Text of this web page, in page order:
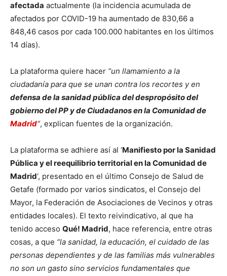
afectada actualmente (la incidencia acumulada de
afectados por COVID-19 ha aumentado de 830,66 a
848,46 casos por cada 100.000 habitantes en los últimos
14 días).
La plataforma quiere hacer “un llamamiento a la
ciudadanía para que se unan contra los recortes y en
defensa de la sanidad pública del despropósito del
gobierno del PP y de Ciudadanos en la Comunidad de
Madrid“, explican fuentes de la organización.
La plataforma se adhiere así al ‘Manifiesto por la Sanidad
Pública y el reequilibrio territorial en la Comunidad de
Madrid‘, presentado en el último Consejo de Salud de
Getafe (formado por varios sindicatos, el Consejo del
Mayor, la Federación de Asociaciones de Vecinos y otras
entidades locales). El texto reivindicativo, al que ha
tenido acceso Qué! Madrid, hace referencia, entre otras
cosas, a que “la sanidad, la educación, el cuidado de las
personas dependientes y de las familias más vulnerables
no son un gasto sino servicios fundamentales que